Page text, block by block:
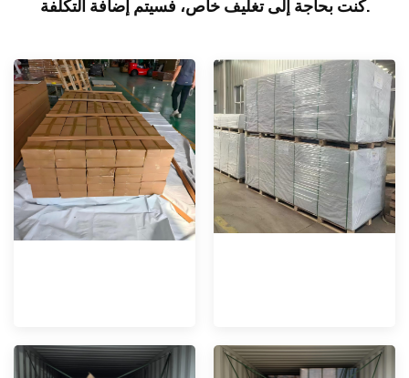
كنت بحاجة إلى تغليف خاص، فسيتم إضافة التكلفة.